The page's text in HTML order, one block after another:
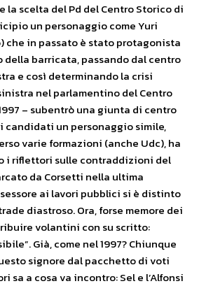
la scelta del Pd del Centro Storico di
un personaggio come Yuri
che in passato è stato protagonista
della barricata, passando dal centro
e così determinando la crisi
nel parlamentino del Centro
– subentrò una giunta di centro
candidati un personaggio simile,
varie formazioni (anche Udc), ha
i riflettori sulle contraddizioni del
da Corsetti nella ultima
ai lavori pubblici si è distinto
diastroso. Ora, forse memore dei
volantini con su scritto:
Già, come nel 1997? Chiunque
signore dal pacchetto di voti
sa a cosa va incontro: Sel e l’Alfonsi